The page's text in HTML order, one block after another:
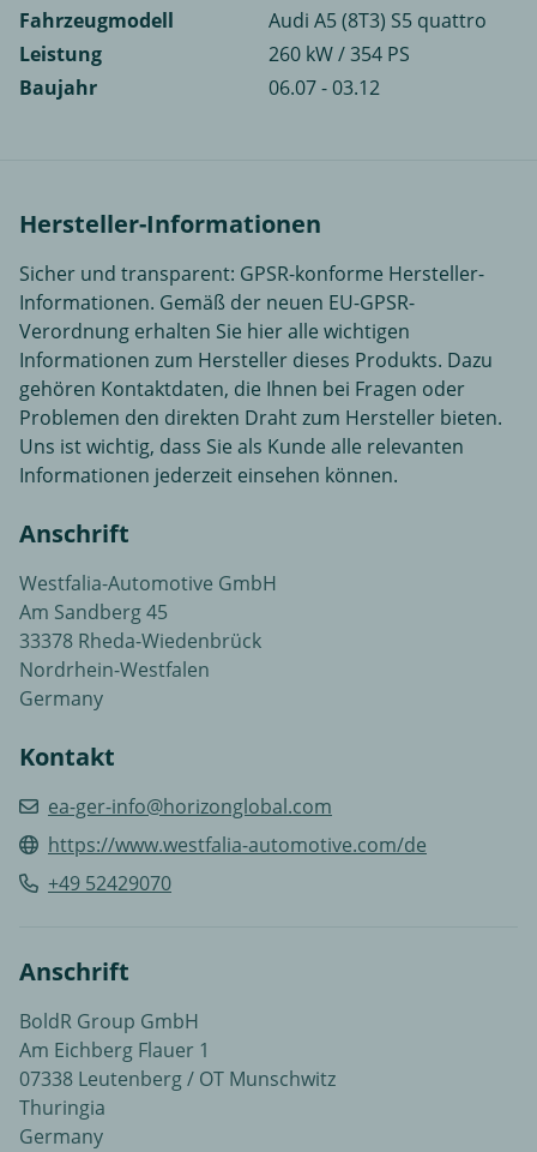
Fahrzeugmodell
Audi A5 (8T3) S5 quattro
Leistung
260 kW / 354 PS
Baujahr
06.07 - 03.12
Hersteller-Informationen
Sicher und transparent: GPSR-konforme Hersteller-
Informationen. Gemäß der neuen EU-GPSR-
Verordnung erhalten Sie hier alle wichtigen
Informationen zum Hersteller dieses Produkts. Dazu
gehören Kontaktdaten, die Ihnen bei Fragen oder
Problemen den direkten Draht zum Hersteller bieten.
Uns ist wichtig, dass Sie als Kunde alle relevanten
Informationen jederzeit einsehen können.
Anschrift
Westfalia-Automotive GmbH
Am Sandberg 45
33378 Rheda-Wiedenbrück
Nordrhein-Westfalen
Germany
Kontakt
ea-ger-info@horizonglobal.com
https://www.westfalia-automotive.com/de
+49 52429070
Anschrift
BoldR Group GmbH
Am Eichberg Flauer 1
07338 Leutenberg / OT Munschwitz
Thuringia
Germany